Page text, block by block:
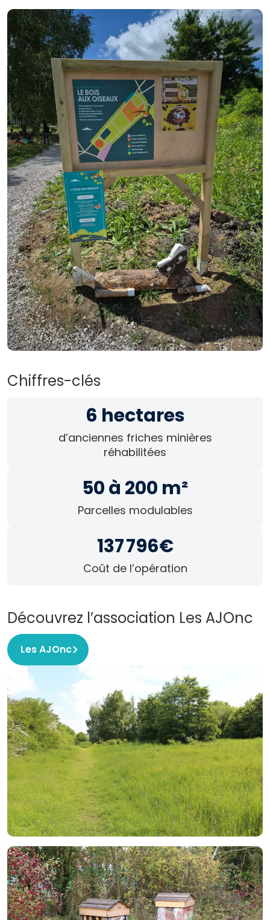
Chiffres-clés
6 hectares
d’anciennes friches minières
réhabilitées
50à 200 m²
Parcelles modulables
137 796€
Coût de l’opération
Découvrez l’association Les AJOnc
Les AJOnc